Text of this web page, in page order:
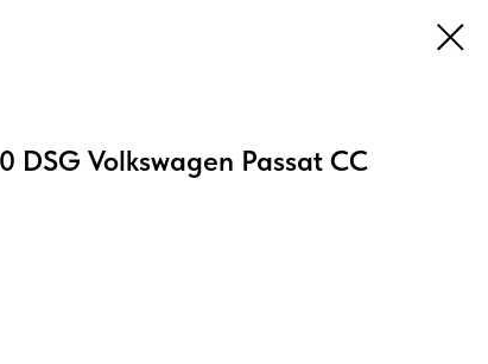
DSG Volkswagen Passat CC